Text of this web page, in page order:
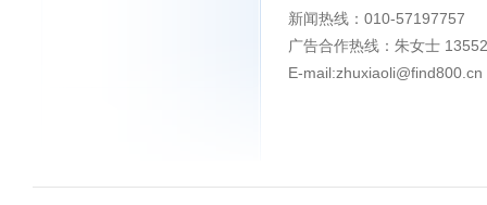
新闻热线：010-57197757
广告合作热线：朱女士
E-mail:zhuxiaoli@find800.cn